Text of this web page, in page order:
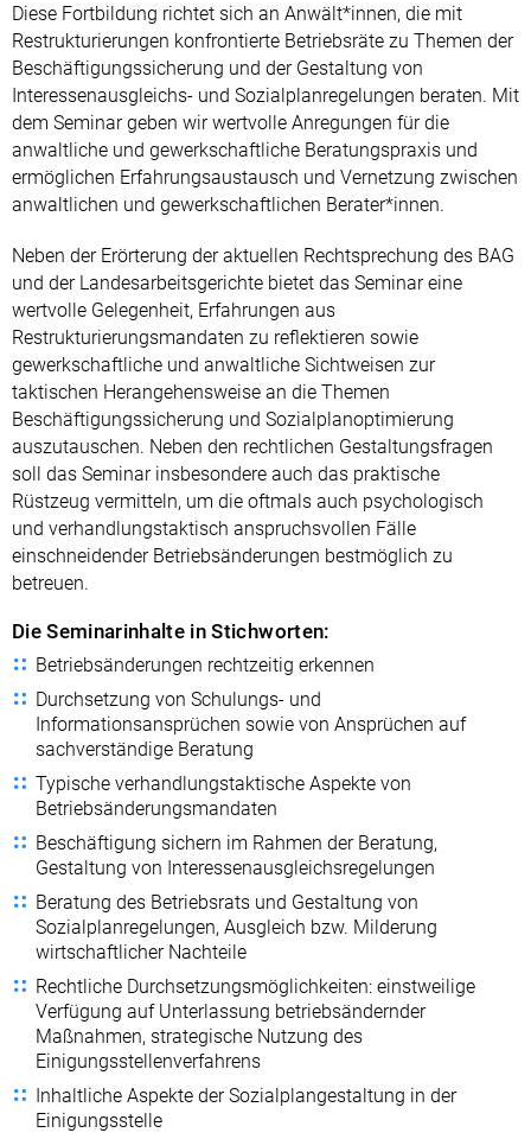
Diese Fortbildung richtet sich an Anwält*innen, die mit
Restrukturierungen konfrontierte Betriebsräte zu Themen der
Beschäftigungssicherung und der Gestaltung von
Interessenausgleichs- und Sozialplanregelungen beraten. Mit
dem Seminar geben wir wertvolle Anregungen für die
anwaltliche und gewerkschaftliche Beratungspraxis und
ermöglichen Erfahrungsaustausch und Vernetzung zwischen
anwaltlichen und gewerkschaftlichen Berater*innen.
Neben der Erörterung der aktuellen Rechtsprechung des BAG
und der Landesarbeitsgerichte bietet das Seminar eine
wertvolle Gelegenheit, Erfahrungen aus
Restrukturierungsmandaten zu reflektieren sowie
gewerkschaftliche und anwaltliche Sichtweisen zur
taktischen Herangehensweise an die Themen
Beschäftigungssicherung und Sozialplanoptimierung
auszutauschen. Neben den rechtlichen Gestaltungsfragen
soll das Seminar insbesondere auch das praktische
Rüstzeug vermitteln, um die oftmals auch psychologisch
und verhandlungstaktisch anspruchsvollen Fälle
einschneidender Betriebsänderungen bestmöglich zu
betreuen.
Die Seminarinhalte in Stichworten:
Betriebsänderungen rechtzeitig erkennen
Durchsetzung von Schulungs- und
Informationsansprüchen sowie von Ansprüchen auf
sachverständige Beratung
Typische verhandlungstaktische Aspekte von
Betriebsänderungsmandaten
Beschäftigung sichern im Rahmen der Beratung,
Gestaltung von Interessenausgleichsregelungen
Beratung des Betriebsrats und Gestaltung von
Sozialplanregelungen, Ausgleich bzw. Milderung
wirtschaftlicher Nachteile
Rechtliche Durchsetzungsmöglichkeiten: einstweilige
Verfügung auf Unterlassung betriebsändernder
Maßnahmen, strategische Nutzung des
Einigungsstellenverfahrens
Inhaltliche Aspekte der Sozialplangestaltung in der
Einigungsstelle